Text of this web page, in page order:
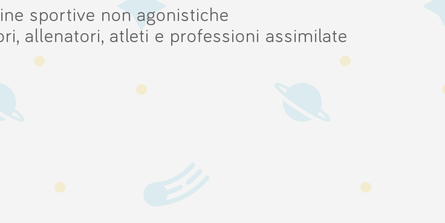
sportive non agonistiche
allenatori, atleti e professioni assimilate